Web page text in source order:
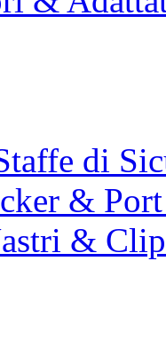
di
&
&